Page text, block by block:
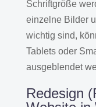
Schriftgröße
einzelne Bilder
wichtig sind,
Tablets oder
ausgeblendet
Redesign